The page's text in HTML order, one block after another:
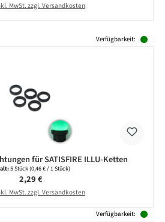
MwSt. zzgl. Versandkosten
Verfügbarkeit:
für SATISFIRE ILLU-Ketten
5 Stück(0,46 € / 1 Stück)
Regulärer Preis:
2,29 €
MwSt. zzgl. Versandkosten
Verfügbarkeit: